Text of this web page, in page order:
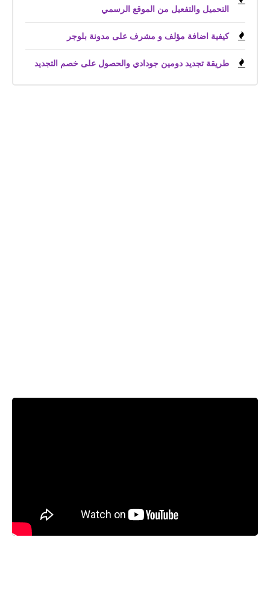
التحميل والتفعيل من الموقع الرسمي
كيفية اضافة مؤلف و مشرف على مدونة بلوجر
طريقة تجديد دومين جودادي والحصول على خصم التجديد